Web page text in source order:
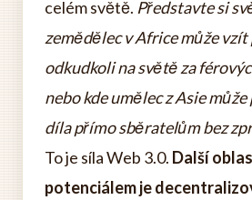
celém světě. Představte si
zemědělec v Africe může
odkudkoli na světě za
nebo kde umělec z Asie
díla přímo sběratelům bez
To je síla Web 3.0. Další
potenciálem je